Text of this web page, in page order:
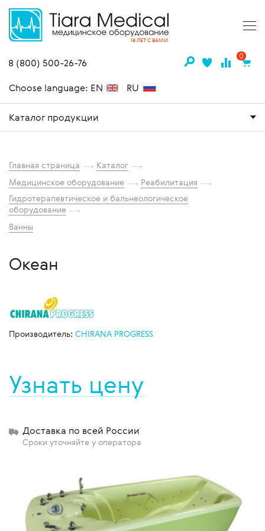
18 ЛЕТ С ВАМИ
8 (800) 500-26-76
0
Choose language: EN RU
Каталог продукции
Главная страница
Каталог
Медицинское оборудование
Реабилитация
Гидротерапевтическое и бальнеологическое
оборудование
Ванны
Океан
Производитель: CHIRANA PROGRESS
Узнать цену
Доставка по всей России
Сроки уточняйте у оператора